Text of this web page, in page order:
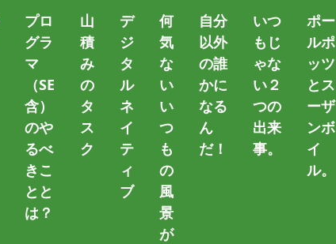
プロ
グラ
マ
（SE
含）
のや
るべ
きこ
とと
は？
山
積
み
の
タ
ス
ク
デ
ジ
タ
ル
ネ
イ
テ
ィ
ブ
何
気
な
い
い
つ
も
の
風
景
が
自分
以外
の誰
かに
なる
ん
だ！
いつ
もじ
ゃな
い２
つの
出来
事。
ポー
ルポ
ッツ
とス
ーザ
ンボ
イ
ル。
OSをインストール
～ タグ一覧 ～